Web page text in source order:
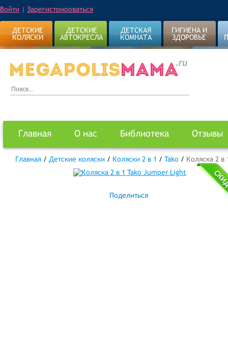
Войти | Зарегистрироваться
ДЕТСКИЕ
КОЛЯСКИ
ДЕТСКИЕ
АВТОКРЕСЛА
ДЕТСКАЯ
КОМНАТА
ГИГИЕНА И
ЗДОРОВЬЕ
Главная О нас Библиотека Отзывы
Главная / Детские коляски / Коляски 2 в 1 / Tako / Коляска 2 в
Поделиться